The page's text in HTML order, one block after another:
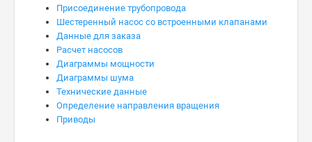
Присоединение трубопровода
Шестеренный насос со встроенными клапанами
Данные для заказа
Расчет насосов
Диаграммы мощности
Диаграммы шума
Технические данные
Определение направления вращения
Приводы